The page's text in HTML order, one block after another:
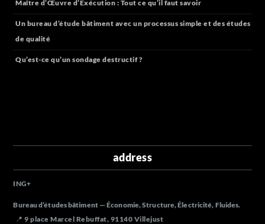
Maître d’Œuvre d’Exécution : Tout ce qu’il faut savoir
Un bureau d’étude bâtiment avec un processus simple et des études
de qualité
Qu’est-ce qu’un sondage destructif ?
address
ING+
Bureau d’études bâtiment — Économie, Structure, Électricité, Fluides.
📍 9 place Marcel Rebuffat, 91140 Villejust